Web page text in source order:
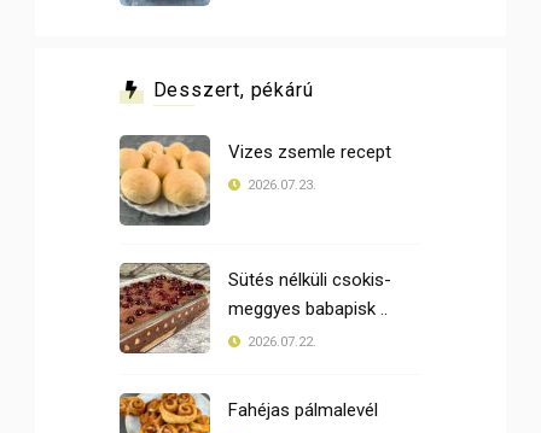
Desszert, pékárú
Vizes zsemle recept
2026.07.23.
Sütés nélküli csokis-
meggyes babapisk ..
2026.07.22.
Fahéjas pálmalevél